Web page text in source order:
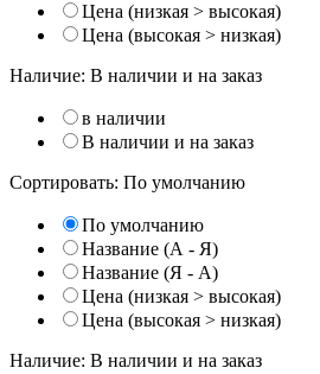
Цена (низкая > высокая)
Цена (высокая > низкая)
Наличие: В наличии и на заказ
в наличии
В наличии и на заказ
Сортировать: По умолчанию
По умолчанию
Название (А - Я)
Название (Я - А)
Цена (низкая > высокая)
Цена (высокая > низкая)
Наличие: В наличии и на заказ